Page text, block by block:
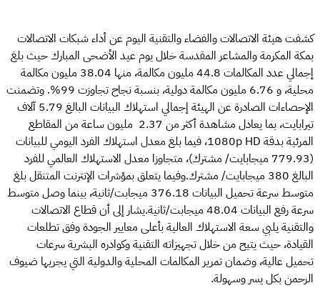
كشفت هيئة الاتصالات والفضاء والتقنية اليوم عن أداء شبكات الاتصالات
بمكة المكرمة والمشاعر المقدسة خلال يوم عيد الأضحى المبارك حيث بلغ
إجمالي عدد المكالمات 44.8 مليون مكالمة، منها 38.04 مليون مكالمة
محلية، و 6.76 مليون مكالمة دولية، بنسبة نجاح تجاوزت 99%. وتضمنت
الإحصاءات الصادرة عن الهيئة إجمالي استهلاك البيانات البالغ 5.79 آلاف
تيرابايت، بما يعادل مشاهدة أكثر من 2.37 مليون ساعة من المقاطع
المرئية بدقة 1080p HD، فيما بلغ معدل استهلاك الفرد اليومي للبيانات
(779.93 ميجابايت/ مشترك)، متجاوزا معدل الاستهلاك العالمي للفرد
البالغ 380 ميجابايت/ مشترك.وفيما يتعلق بمؤشرات الإنترنت المتنقل بلغ
متوسط سرعة تحميل البيانات 376.18 ميجابت/ثانية، بينما وصل متوسط
سرعة رفع البيانات 48.04 ميجابت/ثانية.يشار إلى أن قطاع الاتصالات
والتقنية يلبي سعة الاستهلاك العالية بأعلى معايير الجودة وفق تطلعات
القيادة، حيث يتيح من خلال تجهيزاته التقنية وكوادره البشرية سرعات
تحميل عالية، وضمان تمرير المكالمات المحلية والدولية التي يجريها ضيوف
الرحمن بكل يسر وسهولة.